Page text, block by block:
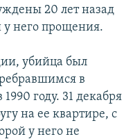
20 лет назад
у него прощения.
убийца был
в
году. 31 декабря
на ее квартире, с
у него не